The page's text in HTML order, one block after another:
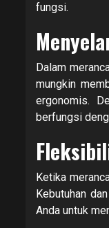
fungsi.
Dalam
mungkin
ergonomis.
berfungsi
Ketika
Kebutuhan
Anda untuk